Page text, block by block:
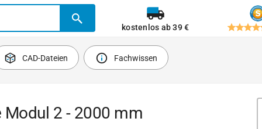
kostenlos ab 39 €
CAD-Dateien Fachwissen
Modul 2 - 2000 mm